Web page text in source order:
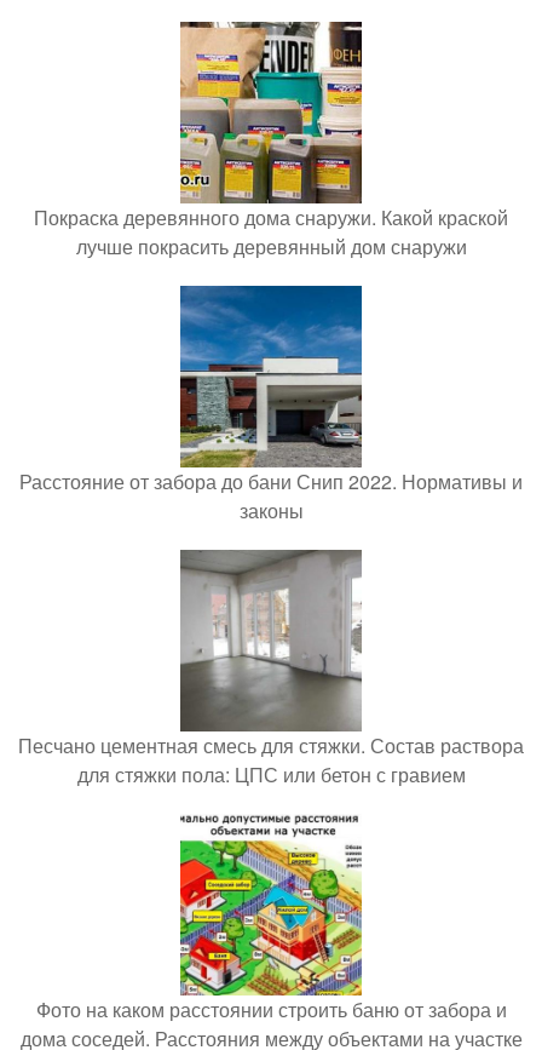
Покраска деревянного дома снаружи. Какой краской
лучше покрасить деревянный дом снаружи
Расстояние от забора до бани Снип 2022. Нормативы и
законы
Песчано цементная смесь для стяжки. Состав раствора
для стяжки пола: ЦПС или бетон с гравием
Фото на каком расстоянии строить баню от забора и
дома соседей. Расстояния между объектами на участке